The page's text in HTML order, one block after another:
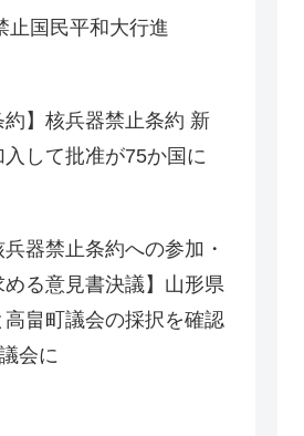
止国民平和大行進
約】核兵器禁止条約 新
して批准が75か国に
兵器禁止条約への参加・
る意見書決議】山形県
畠町議会の採択を確認
会に